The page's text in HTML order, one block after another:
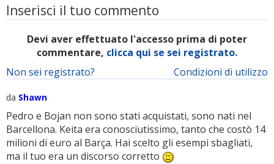
Inserisci il tuo commento
Devi aver effettuato l'accesso prima di poter
commentare, clicca qui se sei registrato.
Condizioni di utilizzo
Non sei registrato?
da Shawn
Pedro e Bojan non sono stati acquistati, sono nati nel
Barcellona. Keita era conosciutissimo, tanto che costò 14
milioni di euro al Barça. Hai scelto gli esempi sbagliati,
ma il tuo era un discorso corretto